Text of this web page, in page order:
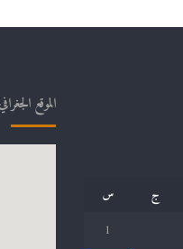
ج
س
1
الموقع الجغرافي